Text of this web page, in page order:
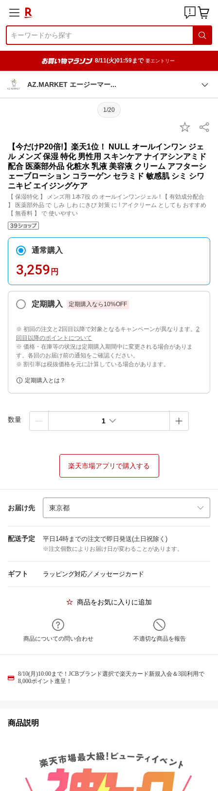
8/11(火)01:59まで 要エントリー
AZ.MARKET エージーマー
1/20
【今だけP20倍!】楽天1位！ NULL オールインワン ジェ
ル メンズ 保湿 特化 男性用 スキンケア ナイアシンアミド
配合 医薬部外品 化粧水 乳液 美容液 クリーム アフターシ
ェーブローション コラーゲン セラミド 敏感肌 シミ シワ
ニキビ エイジングケア
【 保湿特化 】 メンズ用 1本7役 の オールインワンジェル ! 【 有効成分配合
】 医薬部外品 で しみ しわ にきび 対策 に ! アイクリーム としても おすすめ
【 無香料 】 で 使いやすい
通常購入
3,259 円
定期購入 定期購入なら 10%OFF
※ 初回の注文と2回目以降で対象となるキャンペーンが異なります。 2
回目以降のポイントについて
※ 価格・在庫等の状況は定期購入期間中に変更される場合がありま
す。各回のお届け前の通知をご確認ください。
※ 割引率は税抜価格を元に計算している場合があります。
定期購入とは？
数量 1
楽天市場アプリで購入する
お届け先
配送予定 平日14時までの注文で即日発送(土日祝除く)
※注文個数によりお届け日が変わることがあります。
ギフト ラッピング対応／メッセージカード
商品をお気に入りに追加
商品についての問い合わせ 不適切な商品を報告
8/10(月)10:00まで！JCBブランド選択で楽天カード新規入会＆3回利用で
8,000ポイント進呈！
商品説明